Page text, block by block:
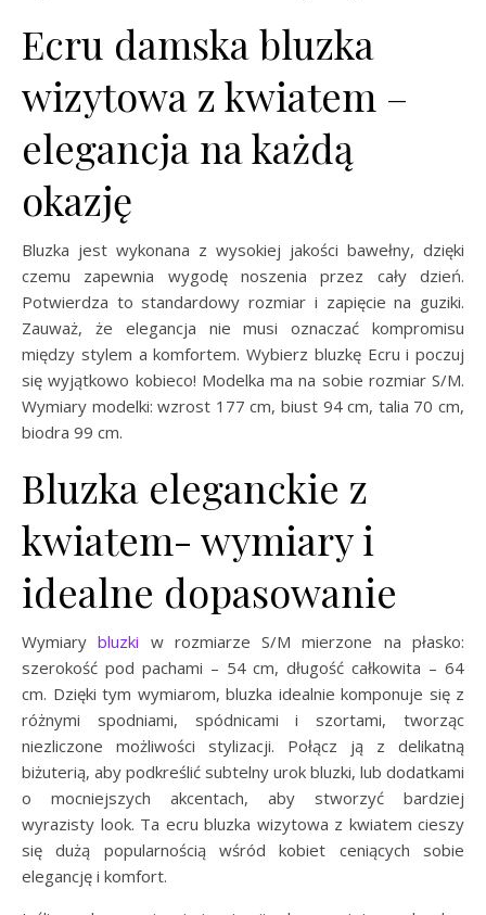
Ecru damska bluzka
wizytowa z kwiatem –
elegancja na każdą
okazję
Bluzka jest wykonana z wysokiej jakości bawełny, dzięki
czemu zapewnia wygodę noszenia przez cały dzień.
Potwierdza to standardowy rozmiar i zapięcie na guziki.
Zauważ, że elegancja nie musi oznaczać kompromisu
między stylem a komfortem. Wybierz bluzkę Ecru i poczuj
się wyjątkowo kobieco! Modelka ma na sobie rozmiar S/M.
Wymiary modelki: wzrost 177 cm, biust 94 cm, talia 70 cm,
biodra 99 cm.
Bluzka eleganckie z
kwiatem- wymiary i
idealne dopasowanie
Wymiarybluzki w rozmiarze S/M mierzone na płasko:
szerokość pod pachami – 54 cm, długość całkowita – 64
cm. Dzięki tym wymiarom, bluzka idealnie komponuje się z
różnymi spodniami, spódnicami i szortami, tworząc
niezliczone możliwości stylizacji. Połącz ją z delikatną
biżuterią, aby podkreślić subtelny urok bluzki, lub dodatkami
o mocniejszych akcentach, aby stworzyć bardziej
wyrazisty look. Ta ecru bluzka wizytowa z kwiatem cieszy
się dużą popularnością wśród kobiet ceniących sobie
elegancję i komfort.